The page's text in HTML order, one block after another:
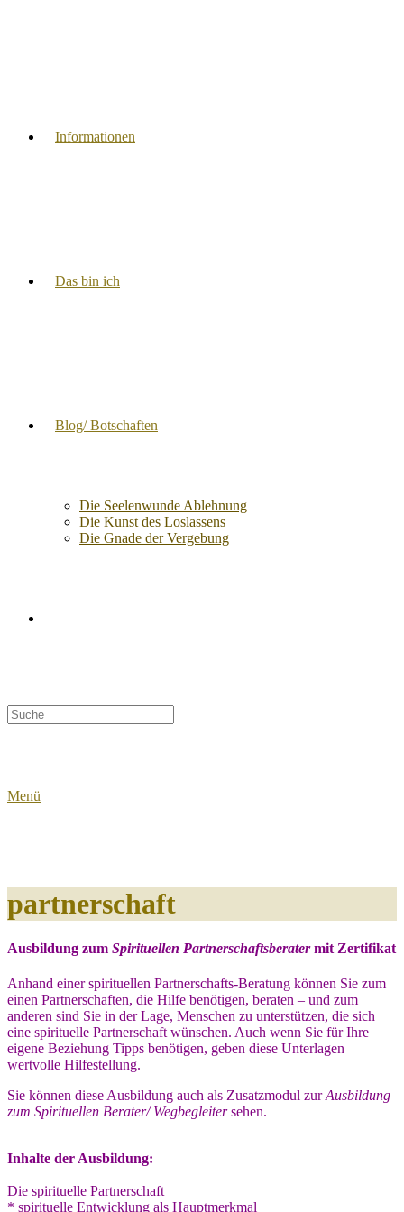
Informationen
Das bin ich
Blog/ Botschaften
Die Seelenwunde Ablehnung
Die Kunst des Loslassens
Die Gnade der Vergebung
Suche
nach:
Menü
partnerschaft
Ausbildung zum Spirituellen Partnerschaftsberatermit Zertifikat
Anhand einer spirituellen Partnerschafts-Beratung können Sie zum
einen Partnerschaften, die Hilfe benötigen, beraten – und zum
anderen sind Sie in der Lage, Menschen zu unterstützen, die sich
eine spirituelle Partnerschaft wünschen. Auch wenn Sie für Ihre
eigene Beziehung Tipps benötigen, geben diese Unterlagen
wertvolle Hilfestellung.
Sie können diese Ausbildung auch als Zusatzmodul zurAusbildung
zum Spirituellen Berater/ Wegbegleitersehen.
Inhalte der Ausbildung:
Die spirituelle Partnerschaft
* spirituelle Entwicklung als Hauptmerkmal